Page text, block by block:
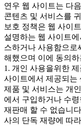
연우 웹 사이트는 다
콘텐츠 및 서비스를
보호 정책은 웹 사이
설명하는 웹 사이트
스하거나 사용함으로
해했으며 이에 동의
1. 개인 사용을위한
사이트에서 제공되는
제품 및 서비스는 개
에서 구입하거나 수
재판매 할 수 없습니
사의 단독 재량에 따